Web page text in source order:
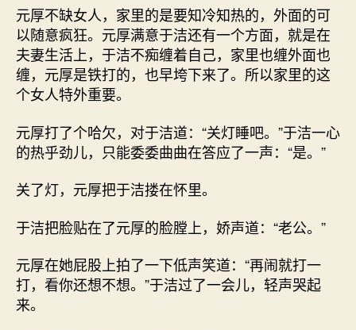
元厚不缺女人，家里的是要知冷知热的，外面的可
以随意疯狂。元厚满意于洁还有一个方面，就是在
夫妻生活上，于洁不痴缠着自己，家里也缠外面也
缠，元厚是铁打的，也早垮下来了。所以家里的这
个女人特外重要。
元厚打了个哈欠，对于洁道：“关灯睡吧。”于洁一心
的热乎劲儿，只能委委曲曲在答应了一声：“是。”
关了灯，元厚把于洁搂在怀里。
于洁把脸贴在了元厚的脸膛上，娇声道：“老公。”
元厚在她屁股上拍了一下低声笑道：“再闹就打一
打，看你还想不想。”于洁过了一会儿，轻声哭起
来。